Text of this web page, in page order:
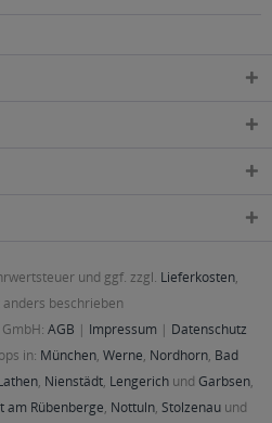
und ggf. zzgl. Lieferkosten,
beschrieben
AGB | Impressum | Datenschutz
in: München, Werne, Nordhorn, Bad
, Nienstädt, Lengerichund Garbsen,
am Rübenberge, Nottuln, Stolzenau und